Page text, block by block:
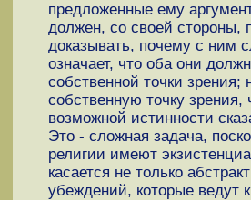
предложенные ему
должен, со своей стороны,
доказывать, почему с ним
означает, что оба они
собственной точки зрения;
собственную точку зрения,
возможной истинности
Это - сложная задача,
религии имеют
касается не только
убеждений, которые ведут